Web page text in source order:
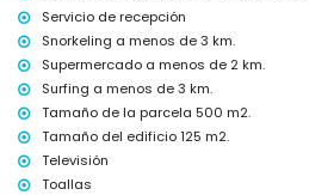
Tenis (a menos de 1000 metros de la
Senderismo, ciclismo de montaña,
kayak, pesca, buceo, snorkel, surf,
menos de 5 kilómetros de la casa)
Golf (Club de Golf Jávea, Jávea) y
kilómetros de la casa)
Servicio de recepción
Snorkeling a menos de 3 km.
Supermercado a menos de 2 km.
Surfing a menos de 3 km.
Tamaño de la parcela 500 m2.
Tamaño del edificio 125 m2.
Televisión
Toallas